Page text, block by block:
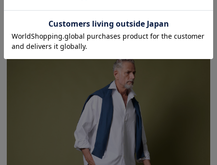
やや厚手の鹿の子編み×速乾性ポリエステル糸で、立体感と快適さを両立。